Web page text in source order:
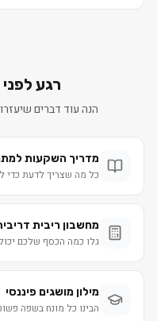
רגע
הנה עוד דברים
מדריך השקעות
כל מה שצריך לדעת כדי
מחשבון ריבית
גלו כמה הכסף שלכם
מילון מושגים פיננסי
הבינו כל מונח בשפה